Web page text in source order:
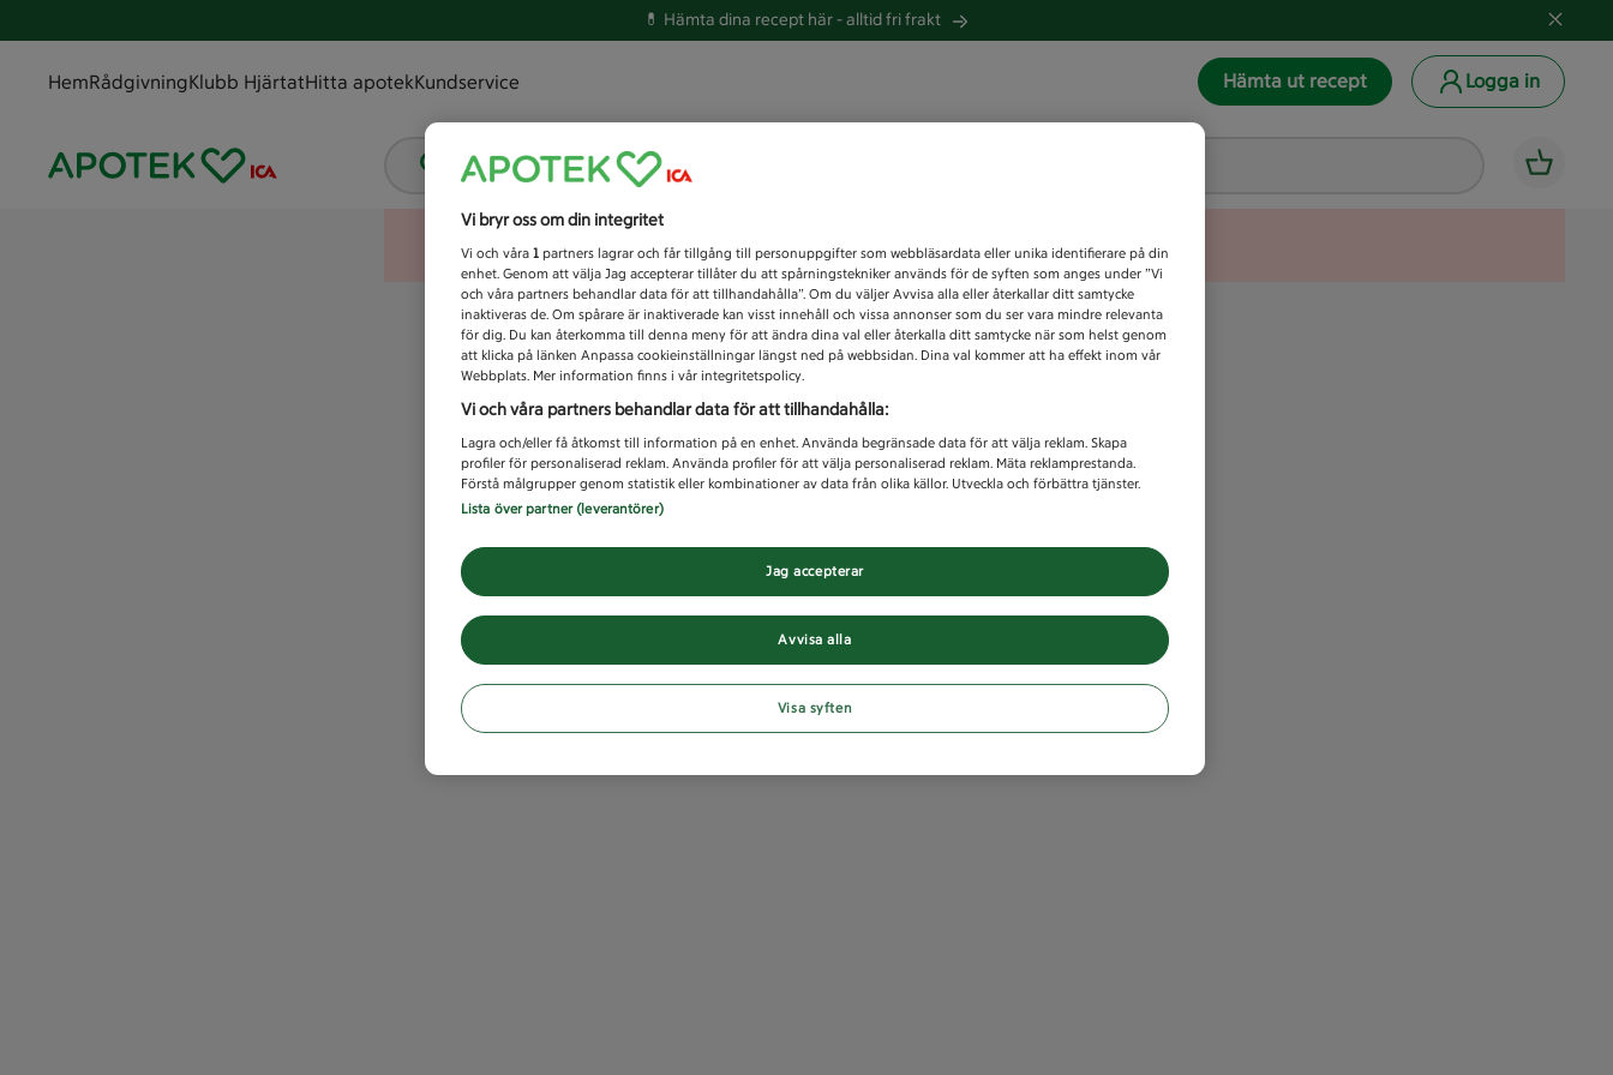
💊 Hämta dina recept här -alltid fri frakt
HemRådgivningKlubb HjärtatHitta apotekKundservice Hämta ut recept Logga in
Vad letar du efter idag?
Unknown error
Vi bryr oss om din integritet
Vi och våra 1 partners lagrar och får tillgång till personuppgifter som webbläsardata eller unika identifierare på din
enhet. Genom att välja Jag accepterar tillåter du att spårningstekniker används för de syften som anges under ”Vi
och våra partners behandlar data för att tillhandahålla”. Om du väljer Avvisa alla eller återkallar ditt samtycke
inaktiveras de. Om spårare är inaktiverade kan visst innehåll och vissa annonser som du ser vara mindre relevanta
för dig. Du kan återkomma till denna meny för att ändra dina val eller återkalla ditt samtycke när som helst genom
att klicka på länken Anpassa cookieinställningar längst ned på webbsidan. Dina val kommer att ha effekt inom vår
Webbplats. Mer information finns i vår integritetspolicy.
Vi och våra partners behandlar data för att tillhandahålla:
Lagra och/eller få åtkomst till information på en enhet. Använda begränsade data för att välja reklam. Skapa
profiler för personaliserad reklam. Använda profiler för att välja personaliserad reklam. Mäta reklamprestanda.
Förstå målgrupper genom statistik eller kombinationer av data från olika källor. Utveckla och förbättra tjänster.
Lista över partner (leverantörer)
Avvisa alla
Jag accepterar
Visa syften